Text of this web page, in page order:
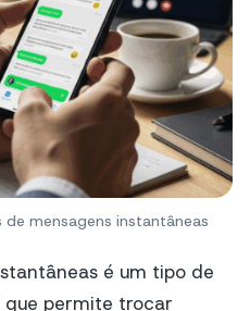
mensagens instantâneas
é um tipo de
permite trocar